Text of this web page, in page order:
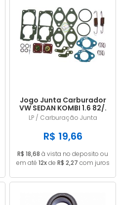
Jogo Junta Carburador
VW SEDAN KOMBI 1.6 82/.
CARB 32 PDSIT ALCOOL
LP / Carburação Junta
R$ 19,66
R$ 18,68 à vista no deposito ou
em até 12xde R$ 2,27 com juros